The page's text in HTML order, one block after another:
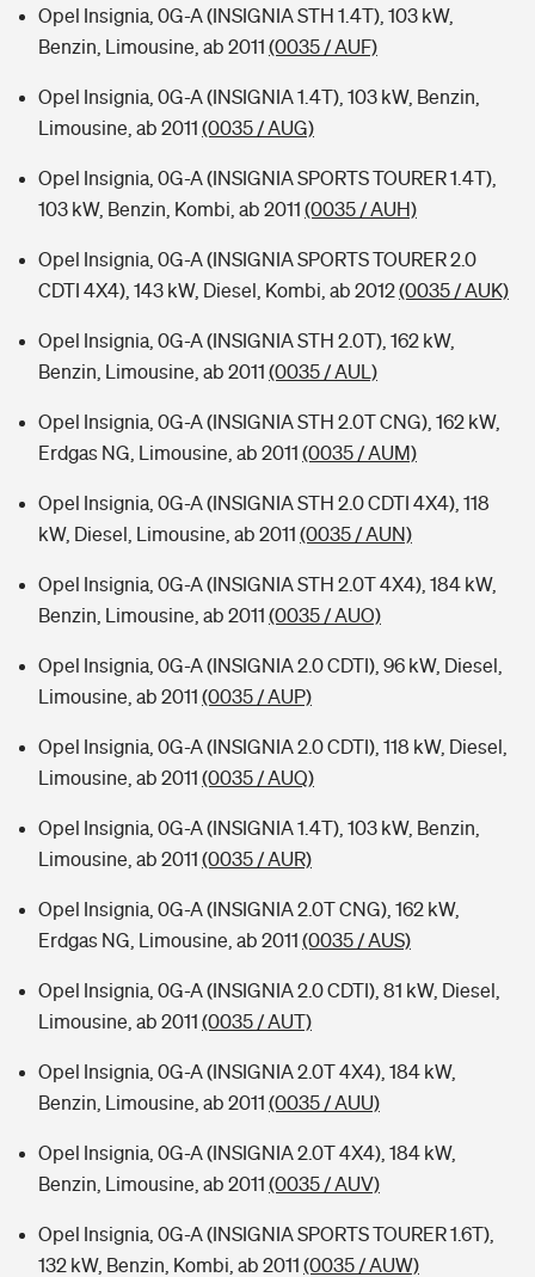
Opel Insignia, 0G-A (INSIGNIA STH 1.4T), 103 kW,
Benzin, Limousine, ab 2011 (0035 / AUF)
Opel Insignia, 0G-A (INSIGNIA 1.4T), 103 kW, Benzin,
Limousine, ab 2011 (0035 / AUG)
Opel Insignia, 0G-A (INSIGNIA SPORTS TOURER 1.4T),
103 kW, Benzin, Kombi, ab 2011 (0035 / AUH)
Opel Insignia, 0G-A (INSIGNIA SPORTS TOURER 2.0
CDTI 4X4), 143 kW, Diesel, Kombi, ab 2012(0035 / AUK)
Opel Insignia, 0G-A (INSIGNIA STH 2.0T), 162 kW,
Benzin, Limousine, ab 2011 (0035 / AUL)
Opel Insignia, 0G-A (INSIGNIA STH 2.0T CNG), 162 kW,
Erdgas NG, Limousine, ab 2011 (0035 / AUM)
Opel Insignia, 0G-A (INSIGNIA STH 2.0 CDTI 4X4), 118
kW, Diesel, Limousine, ab 2011 (0035 / AUN)
Opel Insignia, 0G-A (INSIGNIA STH 2.0T 4X4), 184 kW,
Benzin, Limousine, ab 2011 (0035 / AUO)
Opel Insignia, 0G-A (INSIGNIA 2.0 CDTI), 96 kW, Diesel,
Limousine, ab 2011 (0035 / AUP)
Opel Insignia, 0G-A (INSIGNIA 2.0 CDTI), 118 kW, Diesel,
Limousine, ab 2011 (0035 / AUQ)
Opel Insignia, 0G-A (INSIGNIA 1.4T), 103 kW, Benzin,
Limousine, ab 2011 (0035 / AUR)
Opel Insignia, 0G-A (INSIGNIA 2.0T CNG), 162 kW,
Erdgas NG, Limousine, ab 2011 (0035 / AUS)
Opel Insignia, 0G-A (INSIGNIA 2.0 CDTI), 81 kW, Diesel,
Limousine, ab 2011 (0035 / AUT)
Opel Insignia, 0G-A (INSIGNIA 2.0T 4X4), 184 kW,
Benzin, Limousine, ab 2011 (0035 / AUU)
Opel Insignia, 0G-A (INSIGNIA 2.0T 4X4), 184 kW,
Benzin, Limousine, ab 2011 (0035 / AUV)
Opel Insignia, 0G-A (INSIGNIA SPORTS TOURER 1.6T),
132 kW, Benzin, Kombi, ab 2011 (0035 / AUW)